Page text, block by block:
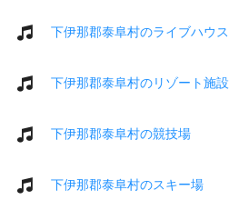
下伊那郡泰阜村のライブハウス
下伊那郡泰阜村のリゾート施設
下伊那郡泰阜村の競技場
下伊那郡泰阜村のスキー場